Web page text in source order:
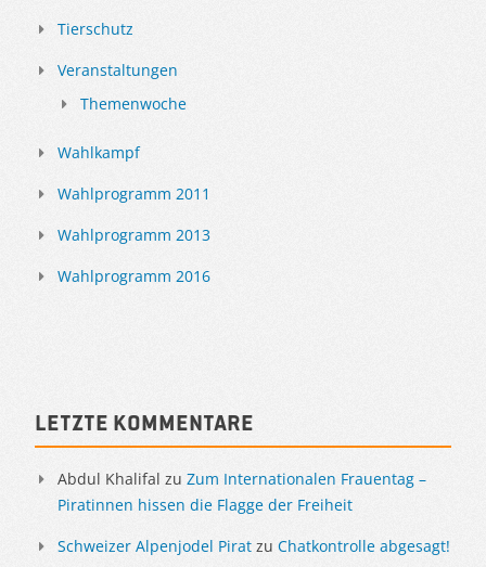
Tierschutz
Veranstaltungen
Themenwoche
Wahlkampf
Wahlprogramm 2011
Wahlprogramm 2013
Wahlprogramm 2016
Letzte Kommentare
Abdul Khalifal zu Zum Internationalen Frauentag –
Piratinnen hissen die Flagge der Freiheit
Schweizer Alpenjodel Pirat zu Chatkontrolle abgesagt!